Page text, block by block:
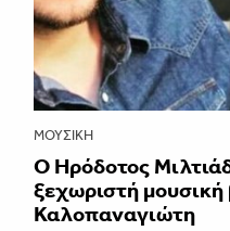
ΜΟΥΣΙΚΉ
Ο Ηρόδοτος
ξεχωριστή μουσική
Καλοπαναγιώτη